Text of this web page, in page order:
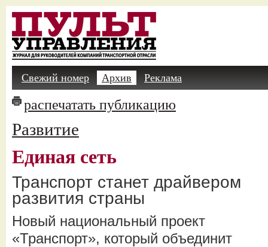
Свежий номер Архив Реклама
распечатать публикацию
Развитие
Единая сеть
Транспорт станет драйвером
развития страны
Новый национальный проект
«Транспорт», который объединит